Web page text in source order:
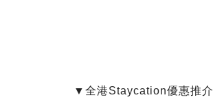
▼全港Staycation優惠推介